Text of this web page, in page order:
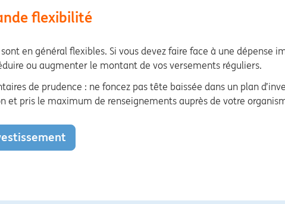
flexibilité
en général flexibles. Si vous devez faire face à une dépense
ou augmenter le montant de vos versements réguliers.
de prudence : ne foncez pas tête baissée dans un plan
et pris le maximum de renseignements auprès de votre